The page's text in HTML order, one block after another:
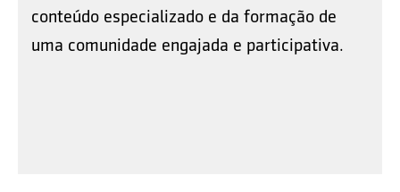
conteúdo especializado e da formação de
uma comunidade engajada e participativa.